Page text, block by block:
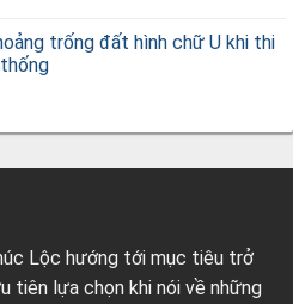
trống đất hình chữ U khi thi
Lộc hướng tới mục tiêu trở
tiên lựa chọn khi nói về những